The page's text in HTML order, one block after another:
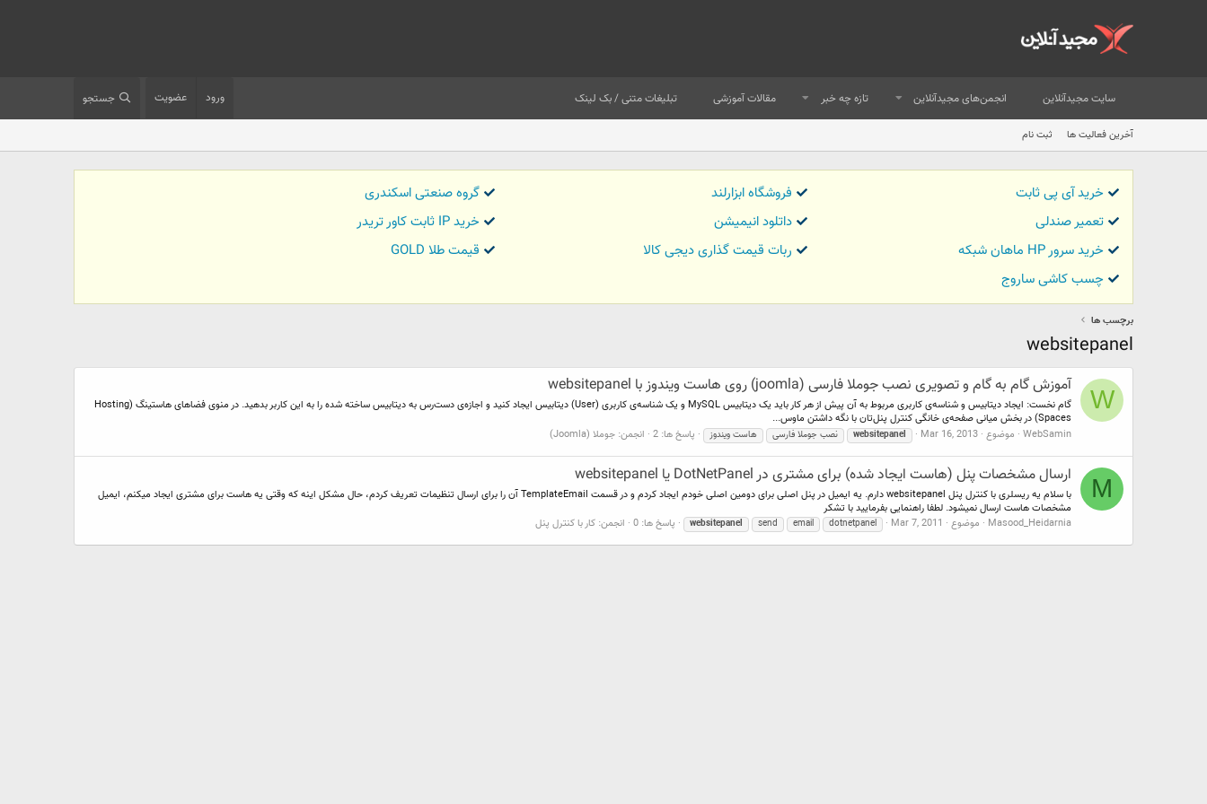
سایت مجیدآنلاین انجمن‌های مجیدآنلاین تازه چه خبر مقالات آموزشی تبلیغات متنی / بک لینک ورود عضویت جستجو
آخرین فعالیت ها ثبت نام
خرید آی پی ثابت فروشگاه ابزارلند
گروه صنعتی اسکندری
تعمیر صندلی
داتلود انیمیشن
خرید IP ثابت کاور تریدر
خرید سرور HP ماهان شبکه
ربات قیمت گذاری دیجی کالا
قیمت طلا GOLD
چسب کاشی ساروج
برچسب ها
websitepanel
W
آموزش گام به گام و تصویری نصب جوملا فارسی (joomla) روی هاست ویندوز با websitepanel
گام نخست: ایجاد دیتابیس و شناسه‌ی کاربری مربوط به آن پیش از هر کار باید یک دیتابیس MySQL و یک شناسه‌ی کاربری (User) دیتابیس ایجاد کنید و اجازه‌ی دست‌رس به دیتابیس ساخته شده را به این کاربر بدهید. در منوی فضاهای هاستینگ (Hosting
Spaces) در بخش میانی صفحه‌ی خانگی کنترل پنل‌تان با نگه داشتن ماوس...
WebSamin موضوع Mar 16, 2013
websitepanel نصب جوملا فارسی هاست ویندوز پاسخ ها: 2 انجمن: جوملا (Joomla)
M ارسال مشخصات پنل (هاست ایجاد شده) برای مشتری در DotNetPanel یا websitepanel
با سلام یه ریسلری با کنترل پنل websitepanel دارم. یه ایمیل در پنل اصلی برای دومین اصلی خودم ایجاد کردم و در قسمت TemplateEmail آن را برای ارسال تنظیمات تعریف کردم، حال مشکل اینه که وقتی یه هاست برای مشتری ایجاد میکنم، ایمیل
مشخصات هاست ارسال نمیشود. لطفا راهنمایی بفرمایید با تشکر
Masood_Heidarnia
موضوع Mar 7, 2011
dotnetpanel
email
send
websitepanel پاسخ ها: 0 انجمن: كار با كنترل پنل